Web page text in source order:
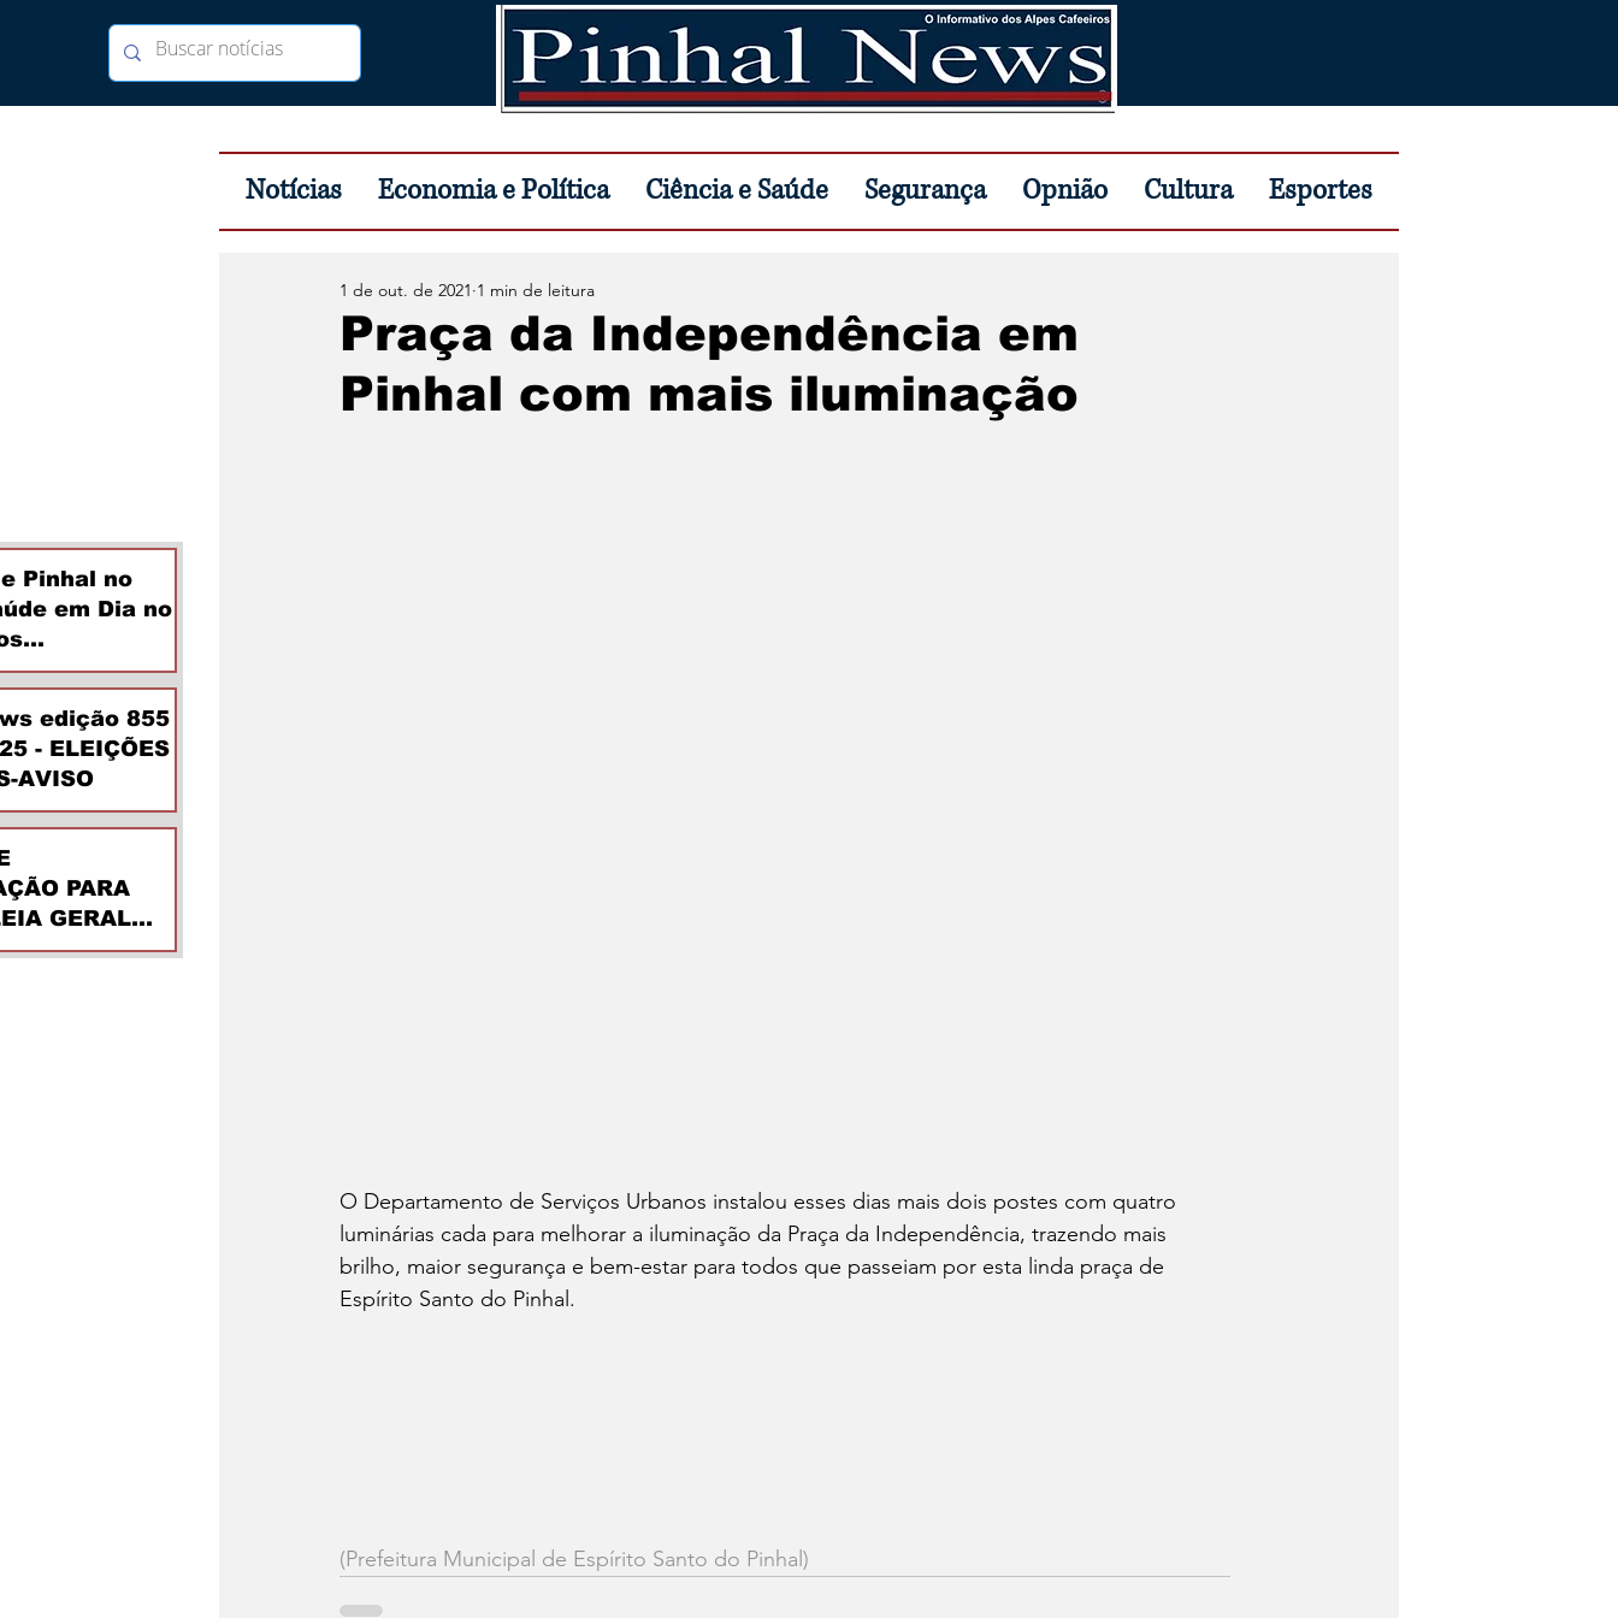
Notícias Economia e Política Ciência e Saúde Segurança Opnião Cultura Esportes
Pinhal no
em Dia no
edição 855
- ELEIÇÕES
AVISO
PARA
GERAL
Praça da Independência em
Pinhal com mais iluminação
1 de out. de 2021 1 min de leitura
O Departamento de Serviços Urbanos instalou esses dias mais dois postes com quatro
luminárias cada para melhorar a iluminação da Praça da Independência, trazendo mais
brilho, maior segurança e bem-estar para todos que passeiam por esta linda praça de
Espírito Santo do Pinhal.
(Prefeitura Municipal de Espírito Santo do Pinhal)